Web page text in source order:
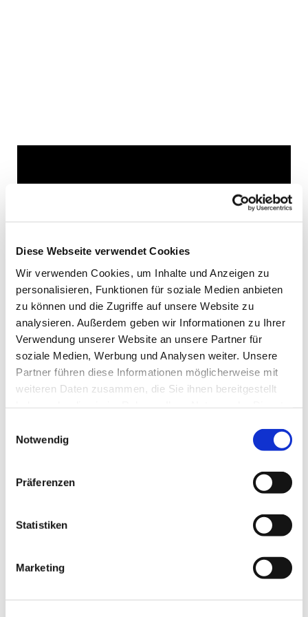
Diese Webseite verwendet Cookies
Wir verwenden Cookies, um Inhalte und Anzeigen zu
personalisieren, Funktionen für soziale Medien anbieten
zu können und die Zugriffe auf unsere Website zu
analysieren. Außerdem geben wir Informationen zu Ihrer
Verwendung unserer Website an unsere Partner für
soziale Medien, Werbung und Analysen weiter. Unsere
Partner führen diese Informationen möglicherweise mit
weiteren Daten zusammen, die Sie ihnen bereitgestellt
Notwendig
Präferenzen
Statistiken
Marketing
Dies könnte Sie auch